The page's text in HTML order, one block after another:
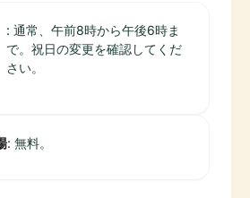
: 通常、午前8時から午後6時ま
で。祝日の変更を確認してくだ
さい。
: 無料。